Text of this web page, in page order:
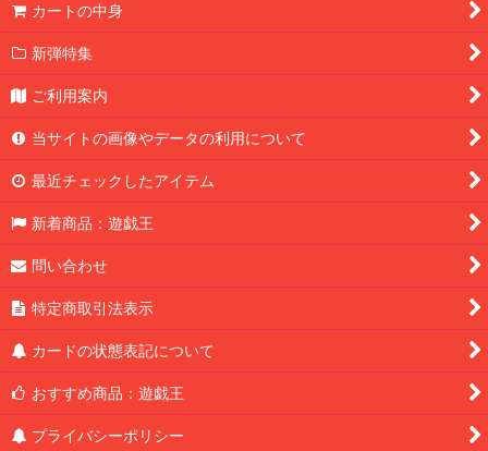
カートの中身
新弾特集
ご利用案内
当サイトの画像やデータの利用について
最近チェックしたアイテム
新着商品：遊戯王
問い合わせ
特定商取引法表示
カードの状態表記について
おすすめ商品：遊戯王
プライバシーポリシー